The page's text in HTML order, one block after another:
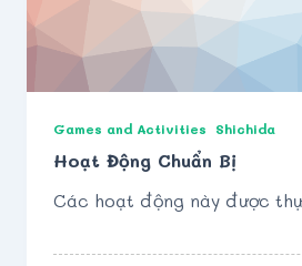
Games and Activities Shichida
Hoạt Động Chuẩn Bị
Các hoạt động này được